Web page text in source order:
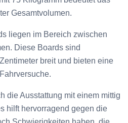
Gesamtvolumen.
liegen im Bereich zwischen
Diese Boards sind
breit und bieten eine
die Ausstattung mit einem mittig
hilft hervorragend gegen die